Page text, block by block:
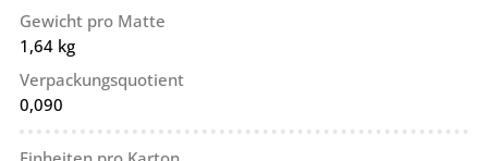
Gewicht pro Matte
1,64 kg
Verpackungsquotient
0,090